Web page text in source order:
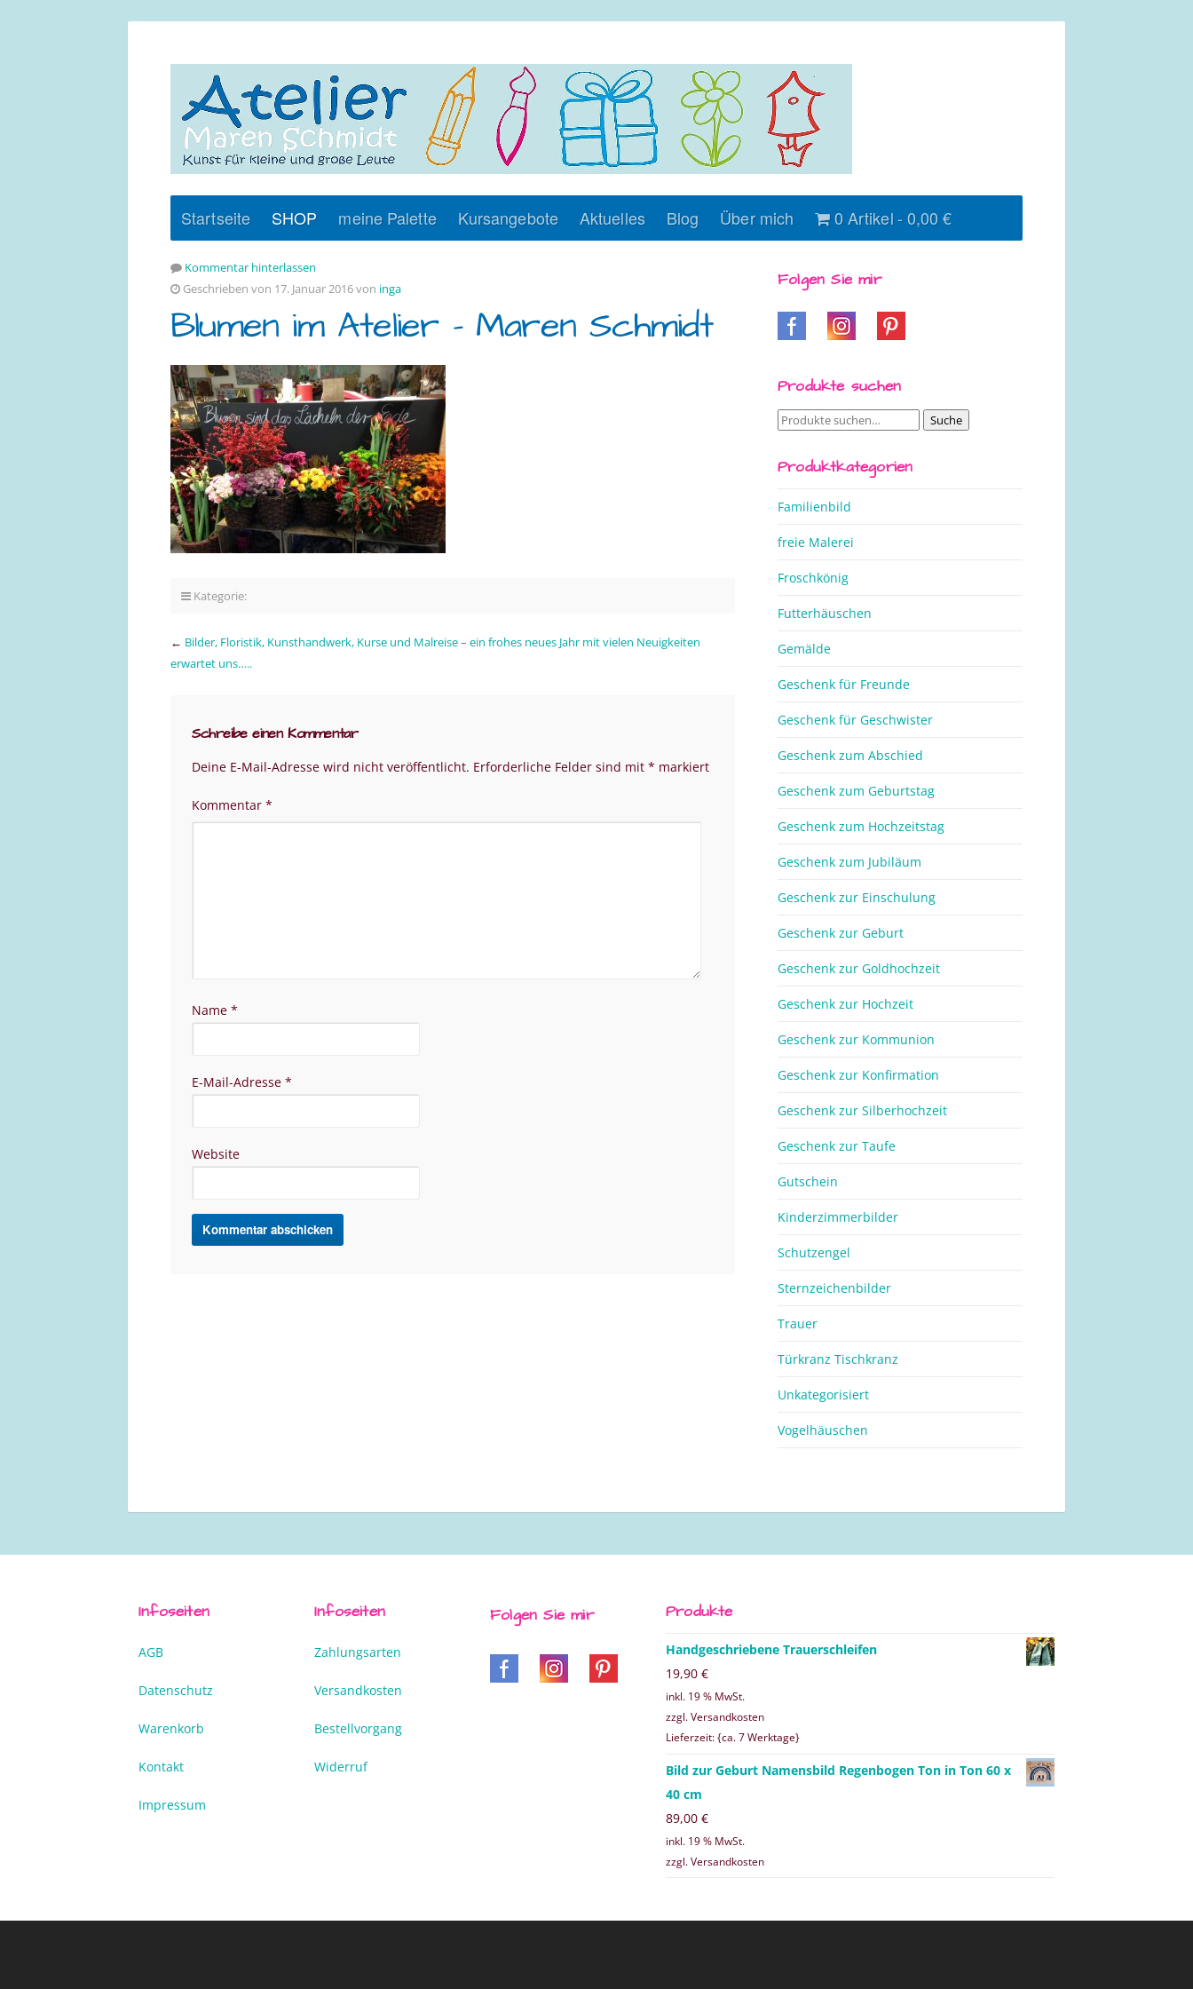
Startseite SHOP meine Palette Kursangebote Aktuelles Blog Über mich 0 Artikel 0,00 €
Kommentar hinterlassen
Geschrieben von 17. Januar 2016 von inga
Blumen im Atelier – Maren Schmidt
Kategorie:
← Bilder, Floristik, Kunsthandwerk, Kurse und Malreise – ein frohes neues Jahr mit vielen Neuigkeiten
erwartet uns…..
Schreibe einen Kommentar
Deine E-Mail-Adresse wird nicht veröffentlicht. Erforderliche Felder sind mit * markiert
Kommentar *
Name *
E-Mail-Adresse *
Website
Folgen Sie mir
Produkte suchen
Suche
Suche
Produktkategorien
Familienbild
freie Malerei
Froschkönig
Futterhäuschen
Gemälde
Geschenk für Freunde
Geschenk für Geschwister
Geschenk zum Abschied
Geschenk zum Geburtstag
Geschenk zum Hochzeitstag
Geschenk zum Jubiläum
Geschenk zur Einschulung
Geschenk zur Geburt
Geschenk zur Goldhochzeit
Geschenk zur Hochzeit
Geschenk zur Kommunion
Geschenk zur Konfirmation
Geschenk zur Silberhochzeit
Geschenk zur Taufe
Gutschein
Kinderzimmerbilder
Schutzengel
Sternzeichenbilder
Trauer
Türkranz Tischkranz
Unkategorisiert
Vogelhäuschen
Infoseiten
AGB
Datenschutz
Warenkorb
Kontakt
Impressum
Infoseiten
Zahlungsarten
Versandkosten
Bestellvorgang
Widerruf
Folgen Sie mir Produkte
Handgeschriebene Trauerschleifen
19,90 €
inkl. 19 % MwSt.
zzgl. Versandkosten
Lieferzeit: {ca. 7 Werktage}
Bild zur Geburt Namensbild Regenbogen Ton in Ton 60 x
40 cm
89,00 €
inkl. 19 % MwSt.
zzgl. Versandkosten